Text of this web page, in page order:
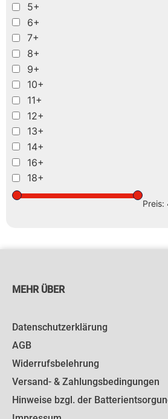
5+
6+
7+
8+
9+
10+
11+
12+
13+
14+
16+
18+
Preis:
MEHR ÜBER
Datenschutzerklärung
AGB
Widerrufsbelehrung
Versand- & Zahlungsbedingungen
Hinweise bzgl. der